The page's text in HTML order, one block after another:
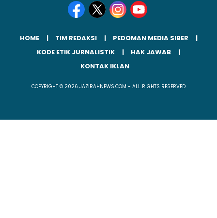
HOME TIM REDAKSI
PEDOMAN MEDIA SIBER
KODE ETIK JURNALISTIK
HAK JAWAB
KONTAK IKLAN
COPYRIGHT © 2026 JAZIRAHNEWS.COM - ALL RIGHTS RESERVED